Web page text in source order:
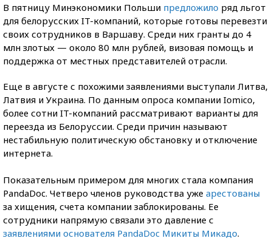
В пятницу Минэкономики Польши предложило ряд льгот
для белорусских IT-компаний, которые готовы перевезти
своих сотрудников в Варшаву. Среди них гранты до 4
млн злотых — около 80 млн рублей, визовая помощь и
поддержка от местных представителей отрасли.
Еще в августе с похожими заявлениями выступали Литва,
Латвия и Украина. По данным опроса компании Iomico,
более сотни IT-компаний рассматривают варианты для
переезда из Белоруссии. Среди причин называют
нестабильную политическую обстановку и отключение
интернета.
Показательным примером для многих стала компания
PandaDoc. Четверо членов руководства уже арестованы
за хищения, счета компании заблокированы. Ее
сотрудники напрямую связали это давление с
заявлениями основателя PandaDoc Микиты Микадо.